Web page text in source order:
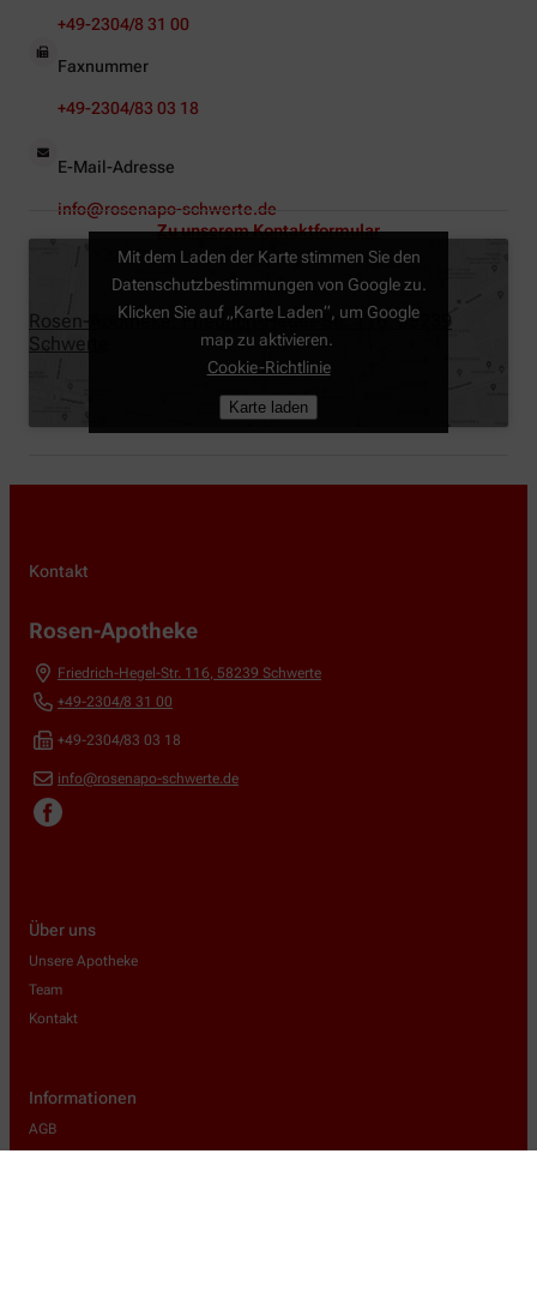
+49-2304/8 31 00
Faxnummer
+49-2304/83 03 18
E-Mail-Adresse
info@rosenapo-schwerte.de
Zu unserem Kontaktformular
Rosen-Apotheke, Friedrich-Hegel-Str. 116, 58239
Schwerte
Mit dem Laden der Karte stimmen Sie den
Datenschutzbestimmungen von Google zu.
Klicken Sie auf „Karte Laden“, um Google
map zu aktivieren.
Cookie-Richtlinie
Karte laden
Kontakt
Rosen-Apotheke
Friedrich-Hegel-Str. 116, 58239 Schwerte
+49-2304/8 31 00
+49-2304/83 03 18
info@rosenapo-schwerte.de
Über uns
Unsere Apotheke
Team
Kontakt
Informationen
AGB